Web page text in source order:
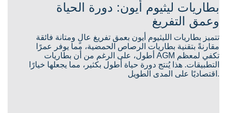
بطاريات ليثيوم أيون: دورة الحياة
وعمق التفريغ
تتميز بطاريات الليثيوم أيون بعمق تفريغ عالٍ ومتانة فائقة
مقارنةً بتقنية بطاريات الرصاص الحمضية، مما يوفر عمرًا
أطول، على الرغم من أن بطاريات AGM تكفي لمعظم
التطبيقات. هذا يُنتج دورة حياة أطول بكثير، مما يجعلها خيارًا
اقتصاديًا على المدى الطويل.